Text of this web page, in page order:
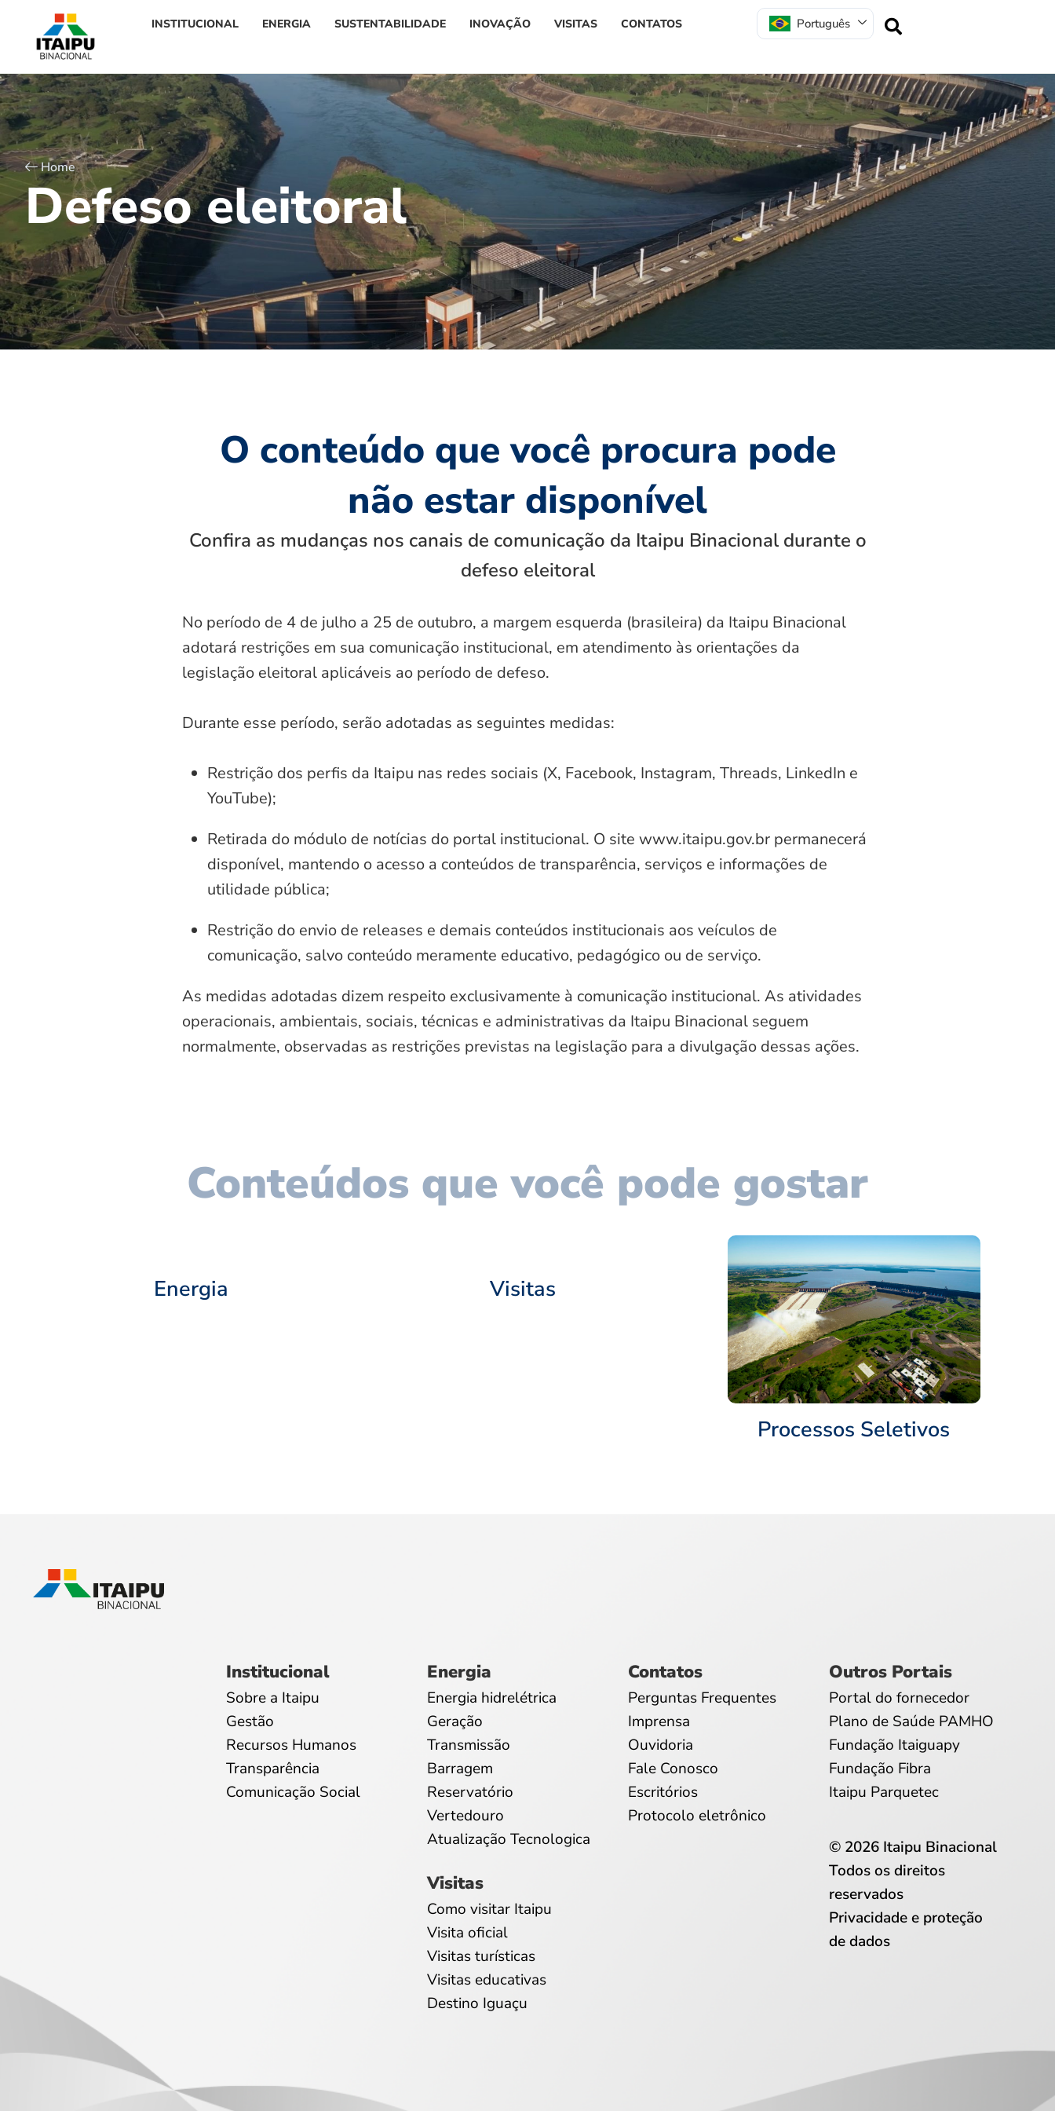
INSTITUCIONAL ENERGIA SUSTENTABILIDADE INOVAÇÃO VISITAS CONTATOS Português
Home
Defeso eleitoral
O conteúdo que você procura pode
não estar disponível
Confira as mudanças nos canais de comunicação da Itaipu Binacional durante o
defeso eleitoral
No período de 4 de julho a 25 de outubro, a margem esquerda (brasileira) da Itaipu Binacional
adotará restrições em sua comunicação institucional, em atendimento às orientações da
legislação eleitoral aplicáveis ao período de defeso.
Durante esse período, serão adotadas as seguintes medidas:
Restrição dos perfis da Itaipu nas redes sociais (X, Facebook, Instagram, Threads, LinkedIn e
YouTube);
Retirada do módulo de notícias do portal institucional. O site www.itaipu.gov.br permanecerá
disponível, mantendo o acesso a conteúdos de transparência, serviços e informações de
utilidade pública;
Restrição do envio de releases e demais conteúdos institucionais aos veículos de
comunicação, salvo conteúdo meramente educativo, pedagógico ou de serviço.
As medidas adotadas dizem respeito exclusivamente à comunicação institucional. As atividades
operacionais, ambientais, sociais, técnicas e administrativas da Itaipu Binacional seguem
normalmente, observadas as restrições previstas na legislação para a divulgação dessas ações.
Conteúdos que você pode gostar
Energia Visitas
Processos Seletivos
Institucional
Sobre a Itaipu
Gestão
Recursos Humanos
Transparência
Comunicação Social
Energia
Energia hidrelétrica
Geração
Transmissão
Barragem
Reservatório
Vertedouro
Atualização Tecnologica
Visitas
Como visitar Itaipu
Visita oficial
Visitas turísticas
Visitas educativas
Destino Iguaçu
Contatos
Perguntas Frequentes
Imprensa
Ouvidoria
Fale Conosco
Escritórios
Protocolo eletrônico
Outros Portais
Portal do fornecedor
Plano de Saúde PAMHO
Fundação Itaiguapy
Fundação Fibra
Itaipu Parquetec
© 2026 Itaipu Binacional
Todos os direitos
reservados
Privacidade e proteção
de dados